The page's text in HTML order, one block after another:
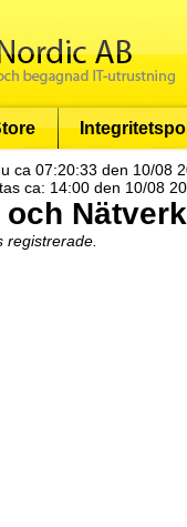
ca 07:20:33 den 10/08
ca: 14:00 den 10/08
registrerade.